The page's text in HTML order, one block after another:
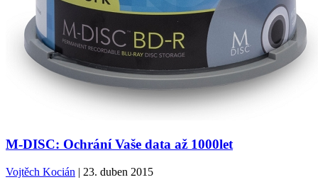
M-DISC: Ochrání Vaše data až 1000let
Vojtěch Kocián | 23. duben 2015